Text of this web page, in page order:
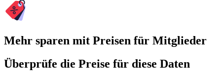
Mehr sparen mit Preisen für Mitglieder
Überprüfe die Preise für diese Daten